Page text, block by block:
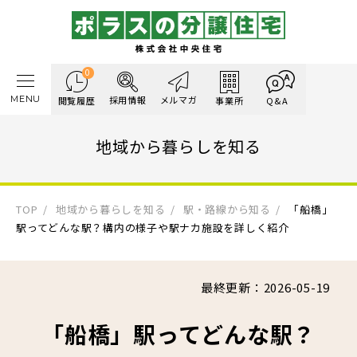
0
閲覧履歴 採用情報 メルマガ 事業所 Q&A
MENU
地域から暮らしを知る
TOP 地域から暮らしを知る 駅・路線から知る
「船橋」
駅ってどんな駅？構内の様子や駅ナカ施設を詳しく紹介
最終更新：2026-05-19
「船橋」駅ってどんな駅？